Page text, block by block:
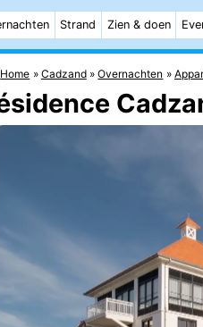
Strand Zien & doen
Home Cadzand Overnachten